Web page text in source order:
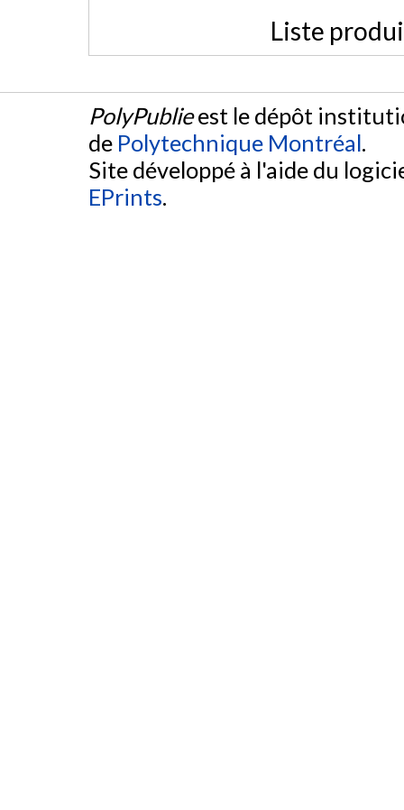
Liste
PolyPublieest le dépôt
de Polytechnique Montréal.
Site développé à l'aide du
EPrints.